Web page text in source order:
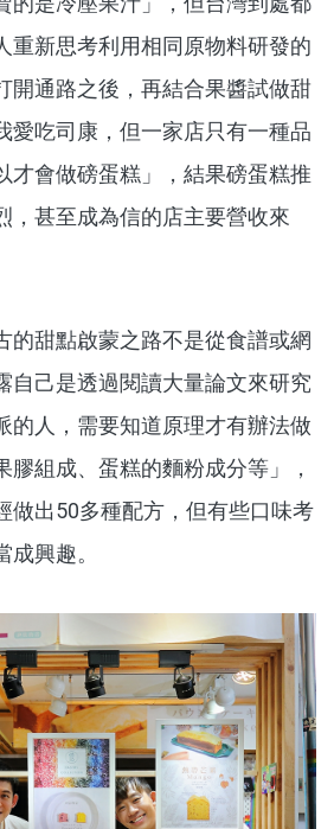
重新思考利用相同原物料研發的
開通路之後，再結合果醬試做甜
愛吃司康，但一家店只有一種品
才會做磅蛋糕」，結果磅蛋糕推
，甚至成為信的店主要營收來
甜點啟蒙之路不是從食譜或網
自己是透過閱讀大量論文來研究
的人，需要知道原理才有辦法做
膠組成、蛋糕的麵粉成分等」，
做出50多種配方，但有些口味考
興趣。